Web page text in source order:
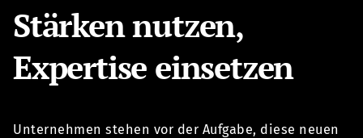
Stärken nutzen,
Expertise einsetzen
Unternehmen stehen vor der Aufgabe, diese neuen